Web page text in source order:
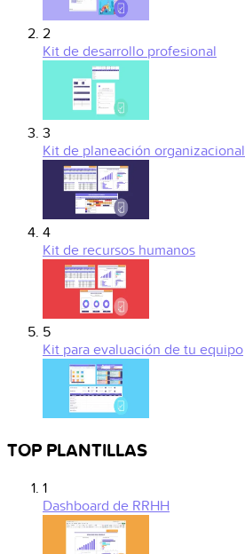
2
Kit de desarrollo profesional
3
Kit de planeación organizacional
4
Kit de recursos humanos
5
Kit para evaluación de tu equipo
TOP PLANTILLAS
1
Dashboard de RRHH